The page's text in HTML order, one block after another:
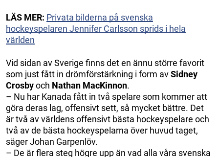
LÄS MER: Privata bilderna på svenska
hockeyspelaren Jennifer Carlsson sprids i hela
världen
Vid sidan av Sverige finns det en ännu större favorit
som just fått in drömförstärkning i form avSidney
Crosbyoch Nathan MacKinnon.
– Nu har Kanada fått in två spelare som kommer att
göra deras lag, offensivt sett, så mycket bättre. Det
är två av världens offensivt bästa hockeyspelare och
två av de bästa hockeyspelarna över huvud taget,
säger Johan Garpenlöv.
– De är flera steg högre upp än vad alla våra svenska